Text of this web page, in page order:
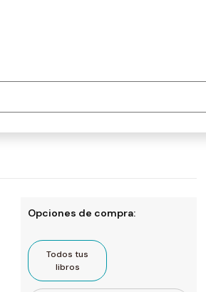
Opciones de compra:
Todos tus
libros